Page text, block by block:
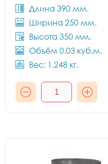
Длина 390 мм.
Ширина 250 мм.
Высота 350 мм.
Объём 0.03 куб.м.
Вес: 1.248 кг.